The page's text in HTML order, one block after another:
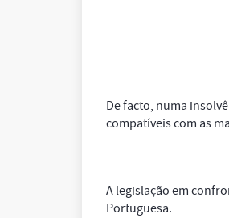
De facto, numa
compatíveis com as
A legislação em
Portuguesa.